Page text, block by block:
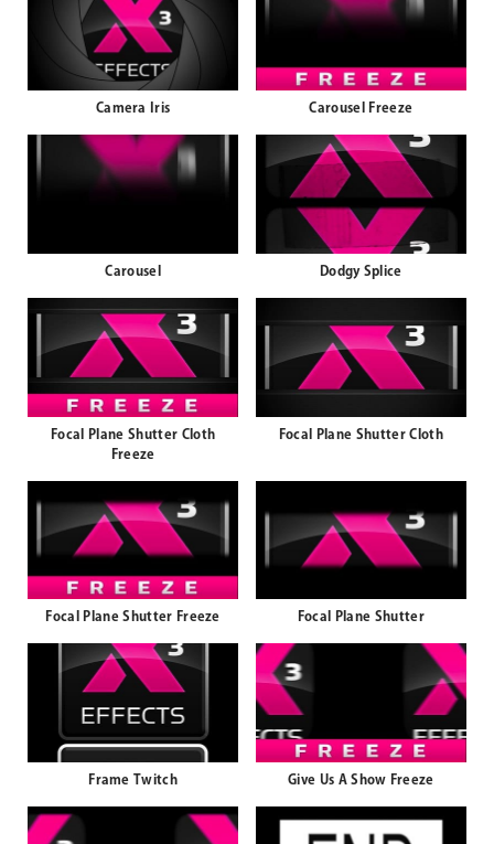
Camera Iris Carousel Freeze
Carousel Dodgy Splice
Focal Plane Shutter Cloth
Freeze
Focal Plane Shutter Cloth
Focal Plane Shutter Freeze Focal Plane Shutter
Frame Twitch Give Us A Show Freeze